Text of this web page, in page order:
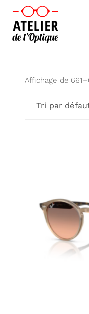
Affichage de
Tri par